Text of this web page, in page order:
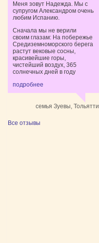
Меня зовут Надежда. Мы с
супругом Александром очень
любим Испанию.
Сначала мы не верили
своим глазам: На побережье
Средиземноморского берега
растут вековые сосны,
красивейшие горы,
чистейший воздух, 365
солнечных дней в году
подробнее
семья Зуевы, Тольятти
Все отзывы